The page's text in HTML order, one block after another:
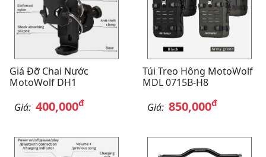
Giá Đỡ Chai Nước
MotoWolf DH1
Giá: 400,000đ
Túi Treo Hông MotoWolf
MDL 0715B-H8
Giá: 850,000đ